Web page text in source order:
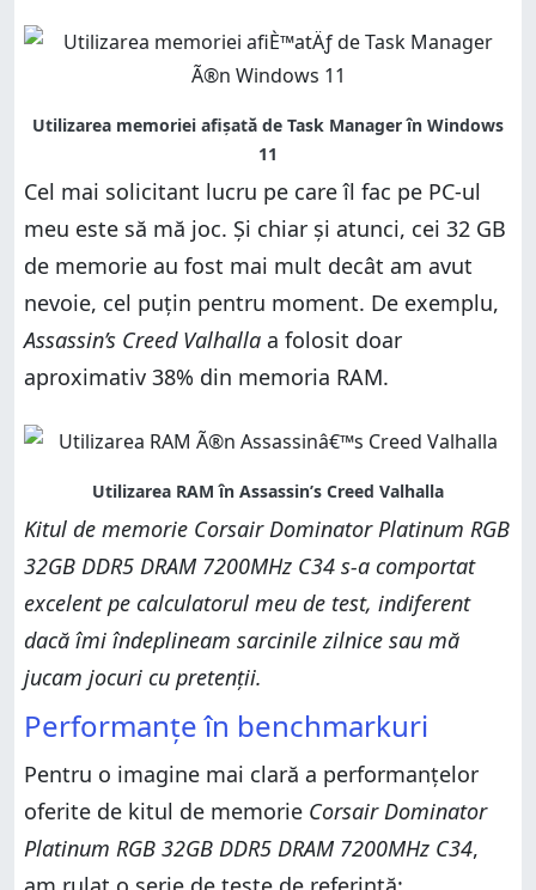
Cel mai solicitant lucru pe care îl fac pe PC-ul
meu este să mă joc. Și chiar și atunci, cei 32 GB
de memorie au fost mai mult decât am avut
nevoie, cel puțin pentru moment. De exemplu,
Assassin’s Creed Valhalla a folosit doar
aproximativ 38% din memoria RAM.
Kitul de memorie Corsair Dominator Platinum RGB
32GB DDR5 DRAM 7200MHz C34 s-a comportat
excelent pe calculatorul meu de test, indiferent
dacă îmi îndeplineam sarcinile zilnice sau mă
jucam jocuri cu pretenții.
Performanțe în benchmarkuri
Pentru o imagine mai clară a performanțelor
oferite de kitul de memorie Corsair Dominator
Platinum RGB 32GB DDR5 DRAM 7200MHz C34,